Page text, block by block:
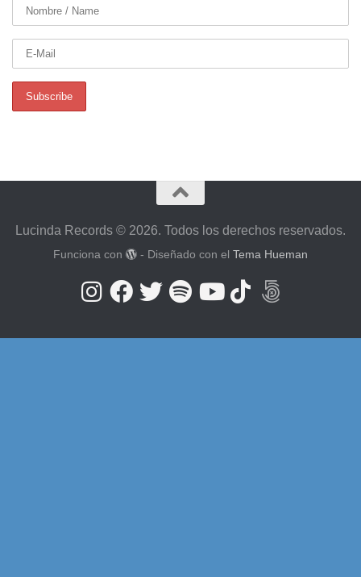
Lucinda Records © 2026. Todos los derechos reservados.
Funciona con - Diseñado con el Tema Hueman